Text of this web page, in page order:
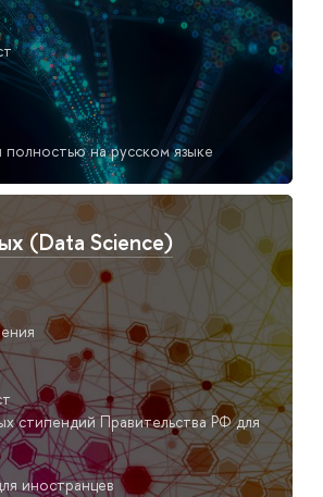
на русском языке
(Data Science)
стипендий Правительства РФ для
иностранцев